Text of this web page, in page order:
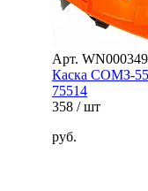
Арт.
Каска СОМЗ-
75514
358 / шт
руб.